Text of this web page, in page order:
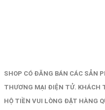
SHOP CÓ ĐĂNG BÁN CÁC SẢN
THƯƠNG MẠI ĐIỆN TỬ. KHÁCH
HỘ TIỀN VUI LÒNG ĐẶT HÀNG